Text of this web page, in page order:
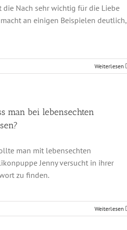
Nach sehr wichtig für die Liebe
an einigen Beispielen deutlich,
Weiterlesen
man bei lebensechten
man mit lebensechten
Jenny versucht in ihrer
zu finden.
Weiterlesen